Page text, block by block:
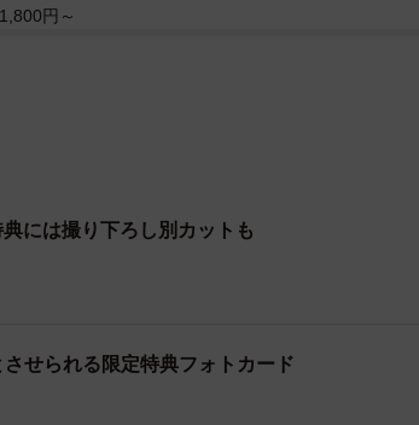
円～
には撮り下ろし別カットも
させられる限定特典フォトカード